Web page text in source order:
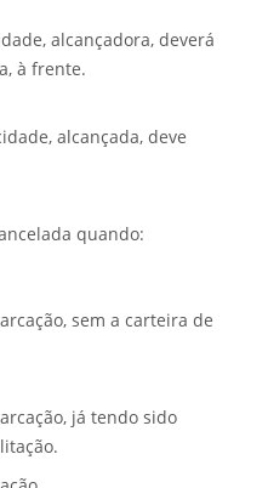
alcançadora, deverá
à frente.
alcançada, deve
quando:
sem a carteira de
já tendo sido